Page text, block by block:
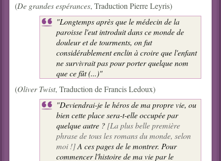
(De grandes espérances, Traduction Pierre Leyris)
"Longtemps après que le médecin de la
paroisse l'eut introduit dans ce monde de
douleur et de tourments, on fut
considérablement enclin à croire que l'enfant
ne survivrait pas pour porter quelque nom
que ce fût (...)"
(Oliver Twist, Traduction de Francis Ledoux)
"Deviendrai-je le héros de ma propre vie, ou
bien cette place sera-t-elle occupée par
quelque autre ? [La plus belle première
phrase de tous les romans du monde, selon
moi !]A ces pages de le montrer. Pour
commencer l'histoire de ma vie par le